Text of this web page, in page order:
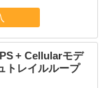
+ Cellularモデ
トレイルループ